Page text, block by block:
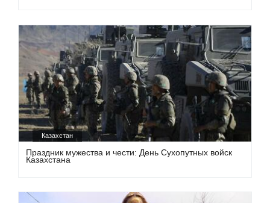
Казахстан
Праздник мужества и чести: День Сухопутных войск
Казахстана